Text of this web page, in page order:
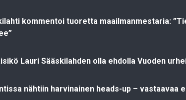
kommentoi tuoretta maailmanmestaria:
Lauri Sääskilahden olla ehdolla Vuoden
nähtiin harvinainen heads-up – vastaavaa